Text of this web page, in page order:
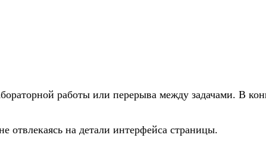
работы или перерыва между задачами. В
отвлекаясь на детали интерфейса страницы.